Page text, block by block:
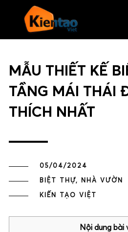
MẪU THIẾT KẾ
TẦNG MÁI THÁI
THÍCH NHẤT
05/04/2024
BIỆT THỰ, NHÀ VƯỜN
KIẾN TẠO VIỆT
Nội dung bài